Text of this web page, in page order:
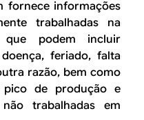
fornece informações
trabalhadas na
que podem incluir
feriado, falta
razão, bem como
de produção e
trabalhadas em